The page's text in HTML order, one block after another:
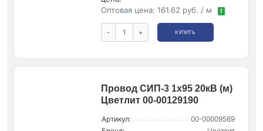
Оптовая цена: 161.62 руб. / м !
- + КУПИТЬ
Провод СИП-3 1х95 20кВ (м)
Цветлит 00-00129190
Артикул:
00-00009569